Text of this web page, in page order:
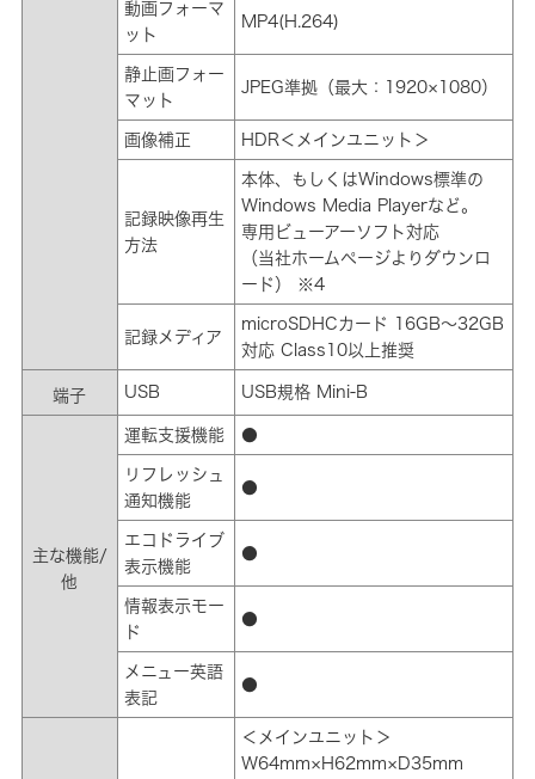
動画フォーマ
ット
MP4(H.264)
静止画フォー
マット
JPEG準拠（最大：1920×1080）
画像補正 HDR＜メインユニット＞
記録映像再生
方法
本体、もしくはWindows標準の
Windows Media Playerなど。
専用ビューアーソフト対応
（当社ホームページよりダウンロ
ード） ※4
記録メディア
microSDHCカード 16GB～32GB
対応 Class10以上推奨
端子 USB USB規格 Mini-B
主な機能/
他
運転支援機能 ●
リフレッシュ
通知機能
●
エコドライブ
表示機能
●
情報表示モー
ド
●
メニュー英語
表記
●
＜メインユニット＞
W64mm×H62mm×D35mm